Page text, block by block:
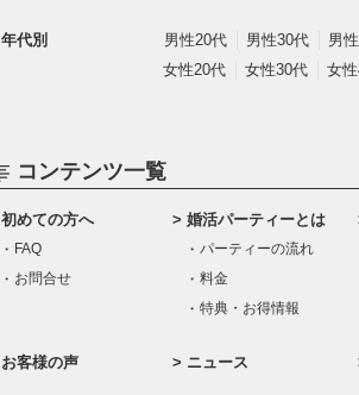
年代別 男性20代 男性30代 男
女性20代
女性30代 女
コンテンツ一覧
初めての方へ
FAQ
お問合せ
婚活パーティーとは
パーティーの流れ
料金
特典・お得情報
お客様の声 ニュース